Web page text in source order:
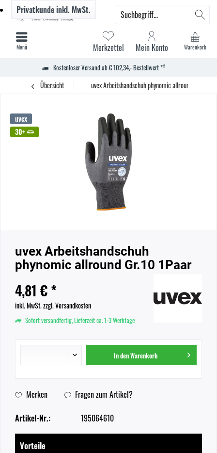
Kostenloser Versand ab € 102,34,- Bestellwert *²
Warenkorb
Merkzettel Mein Konto
Privatkundeinkl. MwSt.
Menü
Übersicht uvex Arbeitshandschuh phynomic allround Gr.10
uvex
30+
uvex Arbeitshandschuh
phynomic allround Gr.10 1Paar
4,81 € *
inkl. MwSt.zzgl. Versandkosten
Sofort versandfertig, Lieferzeit ca. 1-3 Werktage
In denWarenkorb
Merken Fragen zum Artikel?
Artikel-Nr.: 195064610
Vorteile